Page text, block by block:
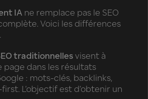
IA ne remplace pas le SEO
Voici les différences
traditionnellesvisent à
page dans les résultats
: mots-clés, backlinks,
L’objectif est d’obtenir un